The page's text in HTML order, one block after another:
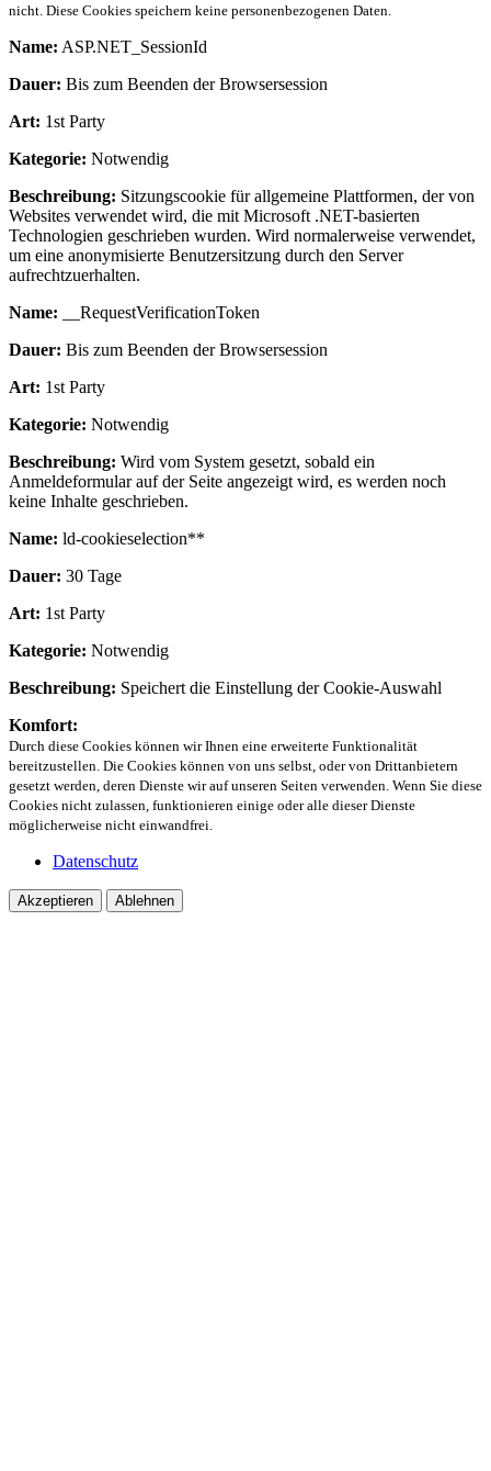
nicht. Diese Cookies speichern keine personenbezogenen Daten.
Name: ASP.NET_SessionId
Dauer: Bis zum Beenden der Browsersession
Art: 1st Party
Kategorie: Notwendig
Beschreibung: Sitzungscookie für allgemeine Plattformen, der von
Websites verwendet wird, die mit Microsoft .NET-basierten
Technologien geschrieben wurden. Wird normalerweise verwendet,
um eine anonymisierte Benutzersitzung durch den Server
aufrechtzuerhalten.
Name: __RequestVerificationToken
Dauer: Bis zum Beenden der Browsersession
Art: 1st Party
Kategorie: Notwendig
Beschreibung: Wird vom System gesetzt, sobald ein
Anmeldeformular auf der Seite angezeigt wird, es werden noch
keine Inhalte geschrieben.
Name: ld-cookieselection**
Dauer: 30 Tage
Art: 1st Party
Kategorie: Notwendig
Beschreibung: Speichert die Einstellung der Cookie-Auswahl
Komfort:
Durch diese Cookies können wir Ihnen eine erweiterte Funktionalität
bereitzustellen. Die Cookies können von uns selbst, oder von Drittanbietern
gesetzt werden, deren Dienste wir auf unseren Seiten verwenden. Wenn Sie diese
Cookies nicht zulassen, funktionieren einige oder alle dieser Dienste
möglicherweise nicht einwandfrei.
Datenschutz
Akzeptieren Ablehnen